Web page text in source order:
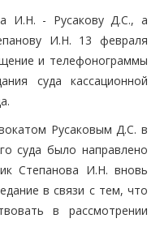
И.Н. - Русакову Д.С., а
И.Н. 13 февраля
и телефонограммы
суда кассационной
Русаковым Д.С. в
суда было направлено
Степанова И.Н. вновь
в связи с тем, что
в рассмотрении